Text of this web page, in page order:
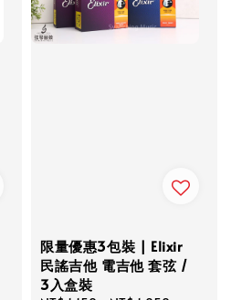
限量優惠3包裝 | Elixir
民謠吉他 電吉他 套弦 /
3入盒裝